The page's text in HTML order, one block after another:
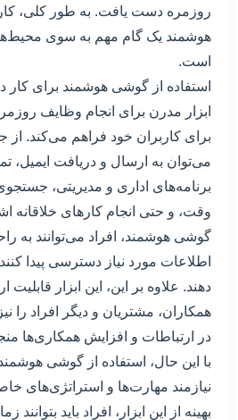
روزمره دست یافت. به طور کلی،
هوشمند یک گام مهم به سوی
است.
استفاده از گوشی هوشمند برای کار
ابزار مدرن برای انجام وظایف
برای کاربران خود فراهم می‌کند. از
می‌توان به ارسال و دریافت ایمیل،
برنامه‌های اداری و مدیریتی،
وقت، و حتی انجام کارهای خلاقانه
گوشی هوشمند، افراد می‌توانند به
اطلاعات مورد نیاز دسترسی پیدا
دهند. علاوه بر این، این ابزار قابلیت
همکاران، مشتریان و دیگر افراد را
در ارتباطات و افزایش همکاری‌ها
با این حال، استفاده از گوشی
نیازمند مهارت‌ها و استراتژی‌های
بهینه از این ابزار، افراد باید